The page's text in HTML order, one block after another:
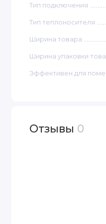
Тип подключения
Тип теплоносителя
Ширина товара
Ширина упаковки
Эффективен для
Отзывы 0